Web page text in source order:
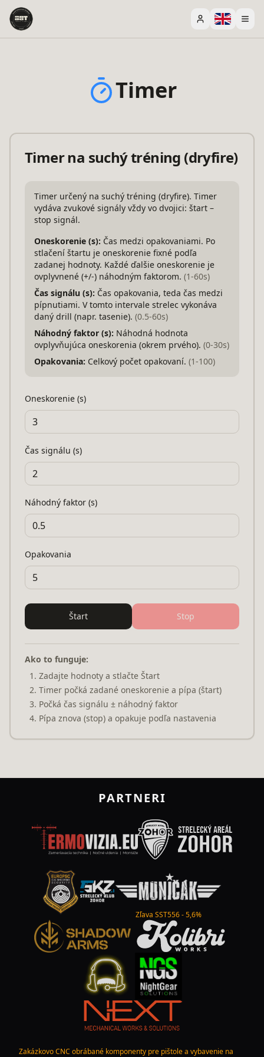
Timer
Timer na suchý tréning (dryfire)
Timer určený na suchý tréning (dryfire). Timer
vydáva zvukové signály vždy vo dvojici: štart –
stop signál.
Oneskorenie (s): Čas medzi opakovaniami. Po
stlačení štartu je oneskorenie fixné podľa
zadanej hodnoty. Každé ďalšie oneskorenie je
ovplyvnené (+/-) náhodným faktorom. (1-60s)
Čas signálu (s): Čas opakovania, teda čas medzi
pípnutiami. V tomto intervale strelec vykonáva
daný drill (napr. tasenie). (0.5-60s)
Náhodný faktor (s): Náhodná hodnota
ovplyvňujúca oneskorenia (okrem prvého). (0-30s)
Opakovania: Celkový počet opakovaní. (1-100)
Oneskorenie (s)
Čas signálu (s)
Náhodný faktor (s)
Opakovania
Štart Stop
Ako to funguje:
Zadajte hodnoty a stlačte Štart
Timer počká zadané oneskorenie a pípa (štart)
Počká čas signálu ± náhodný faktor
Pípa znova (stop) a opakuje podľa nastavenia
PARTNERI
Zľava SST556 - 5,6%
Zakázkovo CNC obrábané komponenty pre pištole a vybavenie na